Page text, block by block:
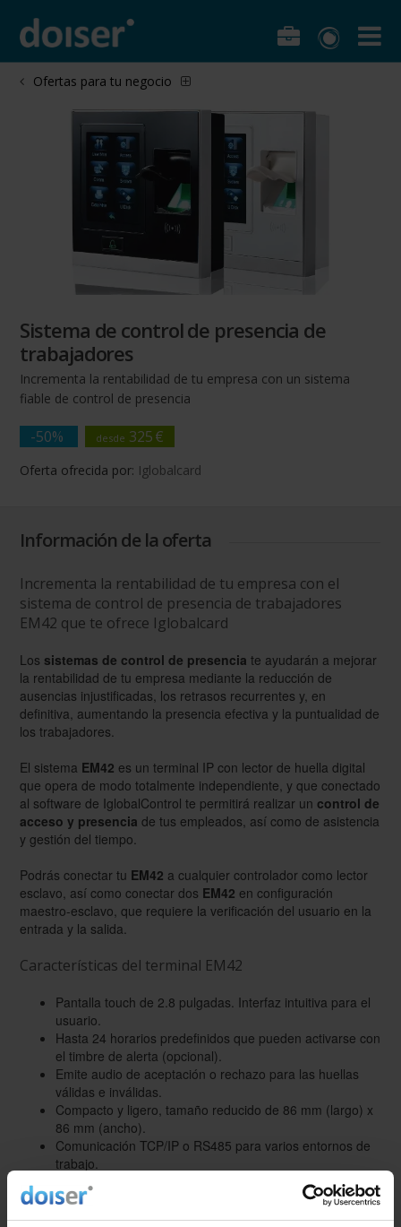
Ofertas para tu negocio
Sistema de control de presencia de
trabajadores
Incrementa la rentabilidad de tu empresa con un sistema
fiable de control de presencia
-50% desde 325€
Oferta ofrecida por: Iglobalcard
Información de la oferta
Incrementa la rentabilidad de tu empresa con el
sistema de control de presencia de trabajadores
EM42 que te ofrece Iglobalcard
Los sistemas de control de presencia te ayudarán a mejorar
la rentabilidad de tu empresa mediante la reducción de
ausencias injustificadas, los retrasos recurrentes y, en
definitiva, aumentando la presencia efectiva y la puntualidad de
los trabajadores.
El sistema EM42 es un terminal IP con lector de huella digital
que opera de modo totalmente independiente, y que conectado
al software de IglobalControl te permitirá realizar un control de
acceso y presencia de tus empleados, así como de asistencia
y gestión del tiempo.
Podrás conectar tu EM42 a cualquier controlador como lector
esclavo, así como conectar dos EM42 en configuración
maestro-esclavo, que requiere la verificación del usuario en la
entrada y la salida.
Características del terminal EM42
Pantalla touch de 2.8 pulgadas. Interfaz intuitiva para el
usuario.
Hasta 24 horarios predefinidos que pueden activarse con
el timbre de alerta (opcional).
Emite audio de aceptación o rechazo para las huellas
válidas e inválidas.
Compacto y ligero, tamaño reducido de 86 mm (largo) x
86 mm (ancho).
Comunicación TCP/IP o RS485 para varios entornos de
trabajo.
Memoria USB para la administración de datos offline.
Entrada auxiliar con mayor flexibilidad para
vinculaciones.